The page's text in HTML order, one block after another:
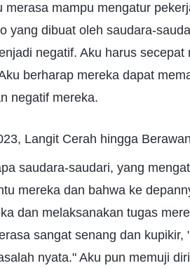
mampu mengatur
yang dibuat oleh saudara-
negatif. Aku harus secepat
berharap mereka dapat
negatif mereka.
Langit Cerah hingga Berawan
saudara-saudari, yang
mereka dan bahwa ke
dan melaksanakan tugas
sangat senang dan kupikir,
nyata." Aku pun memuji